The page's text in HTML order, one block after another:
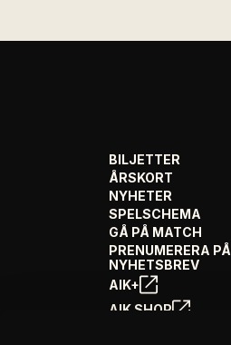
BILJETTER
ÅRSKORT
NYHETER
SPELSCHEMA
GÅ PÅ MATCH
PRENUMERERA PÅ
NYHETSBREV
AIK+
AIK SHOP